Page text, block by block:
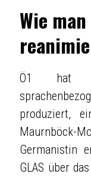
Wie
Ö1 hat
produziert,
Germanistin
GLAS über